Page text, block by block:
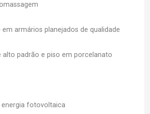
armários planejados de qualidade
alto padrão e piso em porcelanato
energia fotovoltaica